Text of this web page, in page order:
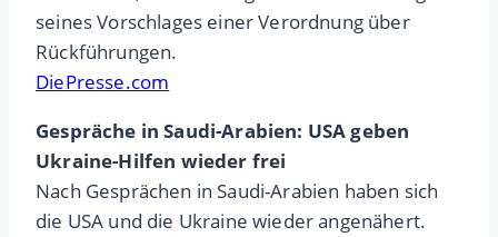
seines Vorschlages einer Verordnung über
Rückführungen.
DiePresse.com
Gespräche in Saudi-Arabien: USA geben
Ukraine-Hilfen wieder frei
Nach Gesprächen in Saudi-Arabien haben sich
die USA und die Ukraine wieder angenähert.